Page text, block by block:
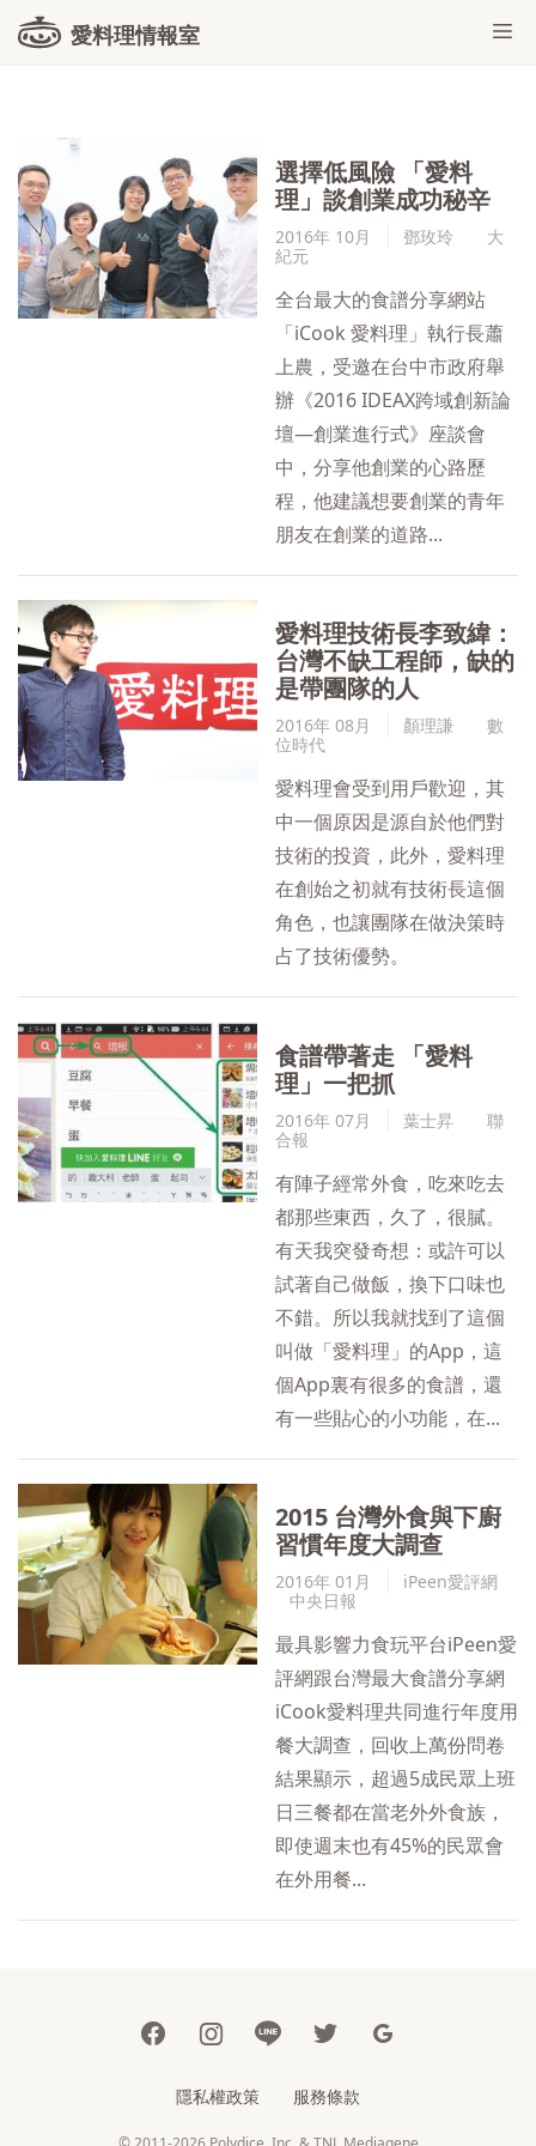
愛料理情報室
選擇低風險 「愛料
理」談創業成功秘辛
2016年 10月 鄧玫玲
大
紀元
全台最大的食譜分享網站
「iCook 愛料理」執行長蕭
上農，受邀在台中市政府舉
辦《2016 IDEAX跨域創新論
壇—創業進行式》座談會
中，分享他創業的心路歷
程，他建議想要創業的青年
朋友在創業的道路...
愛料理技術長李致緯：
台灣不缺工程師，缺的
是帶團隊的人
2016年 08月 顏理謙
數
位時代
愛料理會受到用戶歡迎，其
中一個原因是源自於他們對
技術的投資，此外，愛料理
在創始之初就有技術長這個
角色，也讓團隊在做決策時
占了技術優勢。
食譜帶著走 「愛料
理」一把抓
2016年 07月 葉士昇
聯
合報
有陣子經常外食，吃來吃去
都那些東西，久了，很膩。
有天我突發奇想：或許可以
試著自己做飯，換下口味也
不錯。所以我就找到了這個
叫做「愛料理」的App，這
個App裏有很多的食譜，還
有一些貼心的小功能，在...
2015 台灣外食與下廚
習慣年度大調查
2016年 01月
iPeen愛評網
中央日報
最具影響力食玩平台iPeen愛
評網跟台灣最大食譜分享網
iCook愛料理共同進行年度用
餐大調查，回收上萬份問卷
結果顯示，超過5成民眾上班
日三餐都在當老外外食族，
即使週末也有45%的民眾會
在外用餐...
隱私權政策 服務條款